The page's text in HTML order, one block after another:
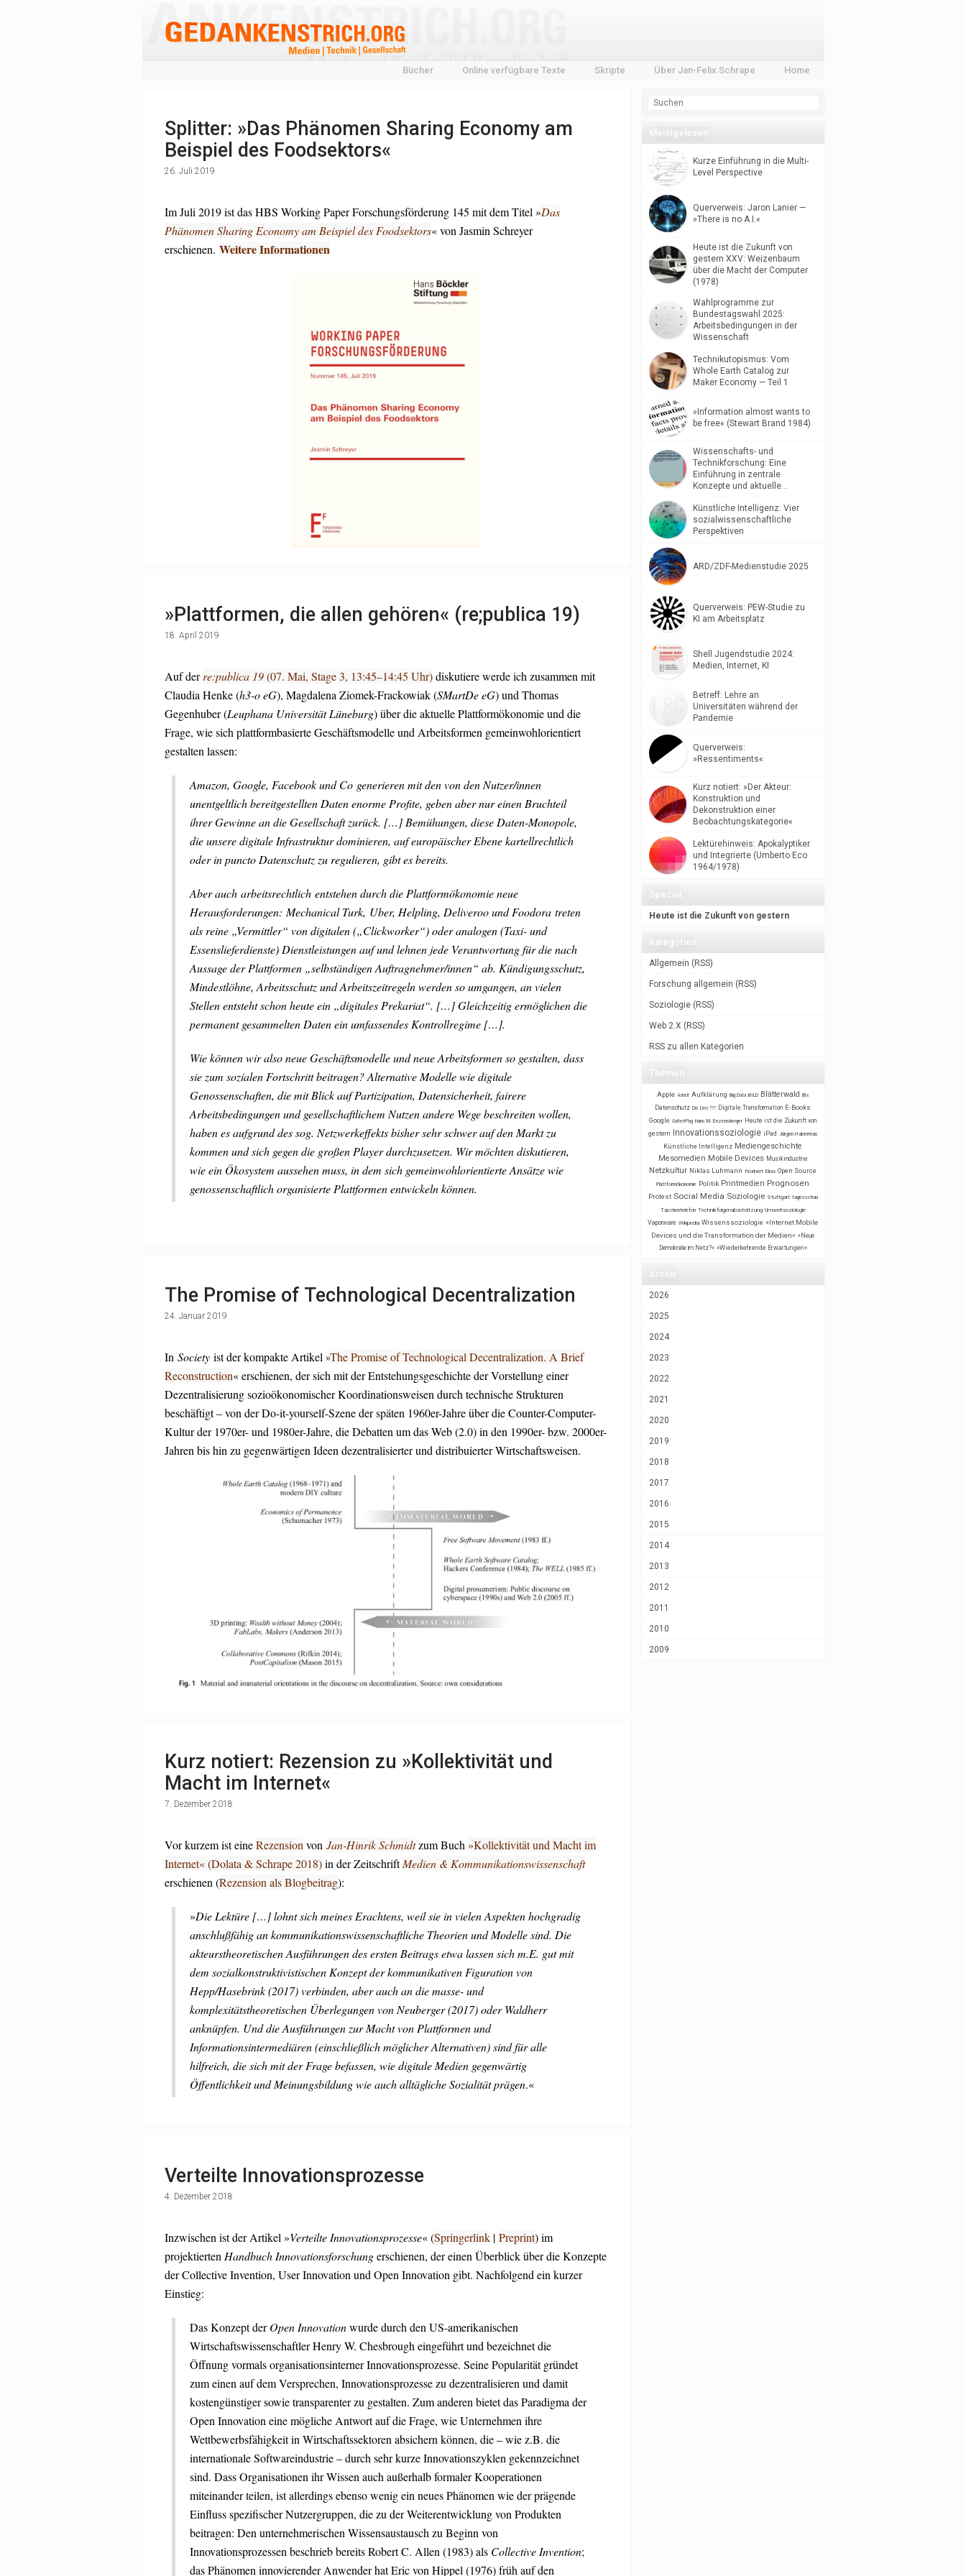
Home
Über Jan-Felix Schrape
Skripte
Online verfügbare Texte
Bücher
Splitter: »Das Phänomen Sharing Economy am
Beispiel des Foodsektors«
26. Juli 2019
Im Juli 2019 ist das HBS Working Paper Forschungsförderung 145 mit dem Titel »Das
Phänomen Sharing Economy am Beispiel des Foodsektors« von Jasmin Schreyer
erschienen. Weitere Informationen
»Plattformen, die allen gehören« (re;publica 19)
18. April 2019
Auf derre:publica 19(07. Mai, Stage 3, 13:45–14:45 Uhr)diskutiere werde ich zusammen mit
Claudia Henke (h3-o eG), Magdalena Ziomek-Frackowiak (SMartDe eG) und Thomas
Gegenhuber (Leuphana Universität Lüneburg) über die aktuelle Plattformökonomie und die
Frage, wie sich plattformbasierte Geschäftsmodelle und Arbeitsformen gemeinwohlorientiert
gestalten lassen:
Amazon, Google, Facebook und Cogenerieren mit den von den Nutzer/innen
unentgeltlich bereitgestellten Daten enorme Profite, geben aber nur einen Bruchteil
ihrer Gewinne an die Gesellschaft zurück. […] Bemühungen, diese Daten-Monopole,
die unsere digitale Infrastruktur dominieren, auf europäischer Ebene kartellrechtlich
oder in puncto Datenschutz zu regulieren, gibt es bereits.
Aber auch arbeitsrechtlich entstehen durch die Plattformökonomie neue
Herausforderungen: Mechanical Turk, Uber, Helpling, Deliveroo und Foodora treten
als reine „Vermittler“ von digitalen („Clickworker“) oder analogen (Taxi- und
Essenslieferdienste) Dienstleistungen auf und lehnen jede Verantwortung für die nach
Aussage der Plattformen „selbständigen Auftragnehmer/innen“ ab. Kündigungsschutz,
Mindestlöhne, Arbeitsschutz und Arbeitszeitregeln werden so umgangen, an vielen
Stellen entsteht schon heute ein „digitales Prekariat“. […] Gleichzeitig ermöglichen die
permanent gesammelten Daten ein umfassendes Kontrollregime […].
Wie können wir also neue Geschäftsmodelle und neue Arbeitsformen so gestalten, dass
sie zum sozialen Fortschritt beitragen? Alternative Modelle wie digitale
Genossenschaften, die mit Blick auf Partizipation, Datensicherheit, fairere
Arbeitsbedingungen und gesellschaftlichem Nutzen andere Wege beschreiten wollen,
haben es aufgrund des sog. Netzwerkeffekts bisher sehr schwer auf den Markt zu
kommen und sich gegen die großen Player durchzusetzen. Wir möchten diskutieren,
wie ein Ökosystem aussehen muss, in dem sich gemeinwohlorientierte Ansätze wie
genossenschaftlich organisierte Plattformen entwickeln können.
The Promise of Technological Decentralization
24. Januar 2019
In Societyist der kompakte Artikel »The Promise of Technological Decentralization. A Brief
Reconstruction« erschienen, der sich mit der Entstehungsgeschichte der Vorstellung einer
Dezentralisierung sozioökonomischer Koordinationsweisen durch technische Strukturen
beschäftigt – von der Do-it-yourself-Szene der späten 1960er-Jahre über die Counter-Computer-
Kultur der 1970er- und 1980er-Jahre, die Debatten um das Web (2.0) in den 1990er- bzw. 2000er-
Jahren bis hin zu gegenwärtigen Ideen dezentralisierter und distribuierter Wirtschaftsweisen.
Kurz notiert: Rezension zu »Kollektivität und
Macht im Internet«
7. Dezember 2018
Vor kurzem ist eineRezension von Jan-Hinrik Schmidtzum Buch »Kollektivität und Macht im
Internet« (Dolata & Schrape 2018)in der ZeitschriftMedien & Kommunikationswissenschaft
erschienen (Rezension als Blogbeitrag):
»Die Lektüre […] lohnt sich meines Erachtens, weil sie in vielen Aspekten hochgradig
anschlußfähig an kommunikationswissenschaftliche Theorien und Modelle sind. Die
akteurstheoretischen Ausführungen des ersten Beitrags etwa lassen sich m.E. gut mit
dem sozialkonstruktivistischen Konzept der kommunikativen Figuration von
Hepp/Hasebrink (2017) verbinden, aber auch an die masse- und
komplexitätstheoretischen Überlegungen von Neuberger (2017) oder Waldherr
anknüpfen. Und die Ausführungen zur Macht von Plattformen und
Informationsintermediären (einschließlich möglicher Alternativen) sind für alle
hilfreich, die sich mit der Frage befassen, wie digitale Medien gegenwärtig
Öffentlichkeit und Meinungsbildung wie auch alltägliche Sozialität prägen.«
Verteilte Innovationsprozesse
4. Dezember 2018
Inzwischen ist der Artikel »Verteilte Innovationsprozesse« (Springerlink| Preprint) im
projektierten Handbuch Innovationsforschungerschienen, der einen Überblick über die Konzepte
der Collective Invention, User Innovation und Open Innovation gibt. Nachfolgend ein kurzer
Einstieg:
Das Konzept derOpen Innovationwurde durch den US-amerikanischen
Wirtschaftswissenschaftler Henry W. Chesbrough eingeführt und bezeichnet die
Öffnung vormals organisationsinterner Innovationsprozesse. Seine Popularität gründet
zum einen auf dem Versprechen, Innovationsprozesse zu dezentralisieren und damit
kostengünstiger sowie transparenter zu gestalten. Zum anderen bietet das Paradigma der
Open Innovation eine mögliche Antwort auf die Frage, wie Unternehmen ihre
Wettbewerbsfähigkeit in Wirtschaftssektoren absichern können, die – wie z.B. die
internationale Softwareindustrie – durch sehr kurze Innovationszyklen gekennzeichnet
sind. Dass Organisationen ihr Wissen auch außerhalb formaler Kooperationen
miteinander teilen, ist allerdings ebenso wenig ein neues Phänomen wie der prägende
Einfluss spezifischer Nutzergruppen, die zu der Weiterentwicklung von Produkten
beitragen: Den unternehmerischen Wissensaustausch zu Beginn von
Innovationsprozessen beschrieb bereits Robert C. Allen (1983) als Collective Invention;
das Phänomen innovierender Anwender hat Eric von Hippel (1976) früh auf den
Meistgelesen
Kurze Einführung in die Multi-
Level Perspective
Querverweis: Jaron Lanier —
»There is no A.I.«
Heute ist die Zukunft von
gestern XXV: Weizenbaum
über die Macht der Computer
(1978)
Wahlprogramme zur
Bundestagswahl 2025:
Arbeitsbedingungen in der
Wissenschaft
Technikutopismus: Vom
Whole Earth Catalog zur
Maker Economy — Teil 1
»Information almost wants to
be free« (Stewart Brand 1984)
Wissenschafts- und
Technikforschung: Eine
Einführung in zentrale
Konzepte und aktuelle…
Künstliche Intelligenz: Vier
sozialwissenschaftliche
Perspektiven
ARD/ZDF-Medienstudie 2025
Querverweis: PEW-Studie zu
KI am Arbeitsplatz
Shell Jugendstudie 2024:
Medien, Internet, KI
Betreff: Lehre an
Universitäten während der
Pandemie
Querverweis:
»Ressentiments«
Kurz notiert: »Der Akteur:
Konstruktion und
Dekonstruktion einer
Beobachtungskategorie«
Lektürehinweis: Apokalyptiker
und Integrierte (Umberto Eco
1964/1978)
Special
Heute ist die Zukunft von gestern
Kategorien
Allgemein ( RSS)
Forschung allgemein ( RSS)
Soziologie( RSS)
Web 2.X ( RSS)
RSS zu allen Kategorien
Themen
Apple Arbeit Aufklärung Big Data BILD Blätterwald Btx
Datenschutz Die Drei ??? Digitale Transformation E-Books
Google GuttenPlag Hans M. Enzensberger Heute ist die Zukunft von
gestern
Innovationssoziologie iPad Jürgen Habermas
Künstliche Intelligenz Mediengeschichte
Mesomedien Mobile Devices Musikindustrie
Netzkultur Niklas Luhmann Norbert Elias Open Source
Plattformökonomie Politik Printmedien Prognosen
Protest Social Media Soziologie Stuttgart tagesschau
Taschentelefon Technikfolgenabschätzung Umweltsoziologie
Vaporware Wikipedia Wissenssoziologie »Internet Mobile
Devices und die Transformation der Medien« »Neue
Demokratie im Netz?« »Wiederkehrende Erwartungen«
Archiv
2026
2025
2024
2023
2022
2021
2020
2019
2018
2017
2016
2015
2014
2013
2012
2011
2010
2009